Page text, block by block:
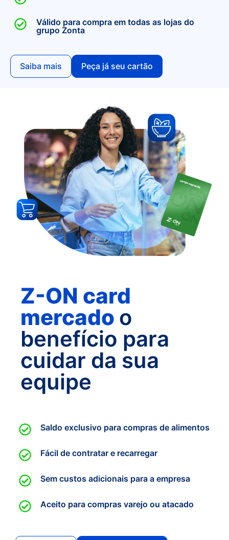
Válido para compra em todas as lojas do
grupo Zonta
Saiba mais Peça já seu cartão
Z-ON card
mercado o
benefício para
cuidar da sua
equipe
Saldo exclusivo para compras de alimentos
Fácil de contratar e recarregar
Sem custos adicionais para a empresa
Aceito para compras varejo ou atacado